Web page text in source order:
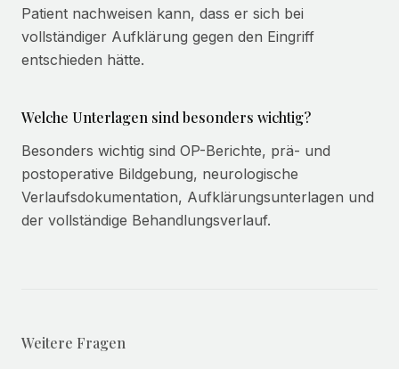
Patient nachweisen kann, dass er sich bei
vollständiger Aufklärung gegen den Eingriff
entschieden hätte.
Welche Unterlagen sind besonders wichtig?
Besonders wichtig sind OP-Berichte, prä- und
postoperative Bildgebung, neurologische
Verlaufsdokumentation, Aufklärungsunterlagen und
der vollständige Behandlungsverlauf.
Weitere Fragen